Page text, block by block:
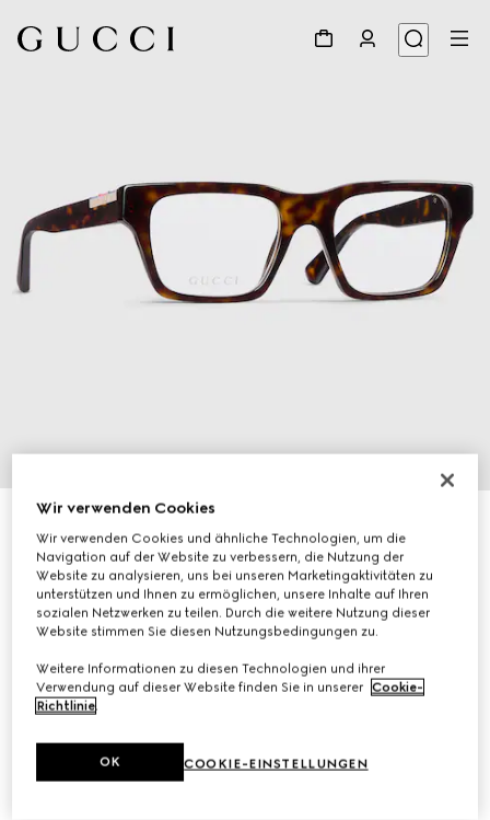
Rechteckiges Brillengestell
€ 390
Wir verwenden Cookies
Wir verwenden Cookies und ähnliche Technologien, um die
Navigation auf der Website zu verbessern, die Nutzung der
Website zu analysieren, uns bei unseren Marketingaktivitäten zu
unterstützen und Ihnen zu ermöglichen, unsere Inhalte auf Ihren
sozialen Netzwerken zu teilen. Durch die weitere Nutzung dieser
Website stimmen Sie diesen Nutzungsbedingungen zu.
Weitere Informationen zu diesen Technologien und ihrer
Verwendung auf dieser Website finden Sie in unserer Cookie-
Richtlinie.
COOKIE-EINSTELLUNGEN
OK